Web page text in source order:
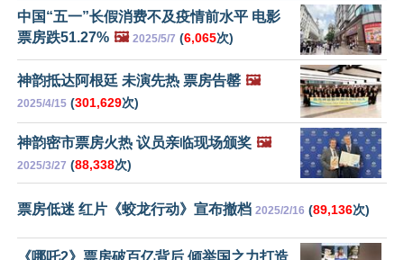
中国“五一”长假消费不及疫情前水平 电影
票房跌51.27% 🖼️ 2025/5/7 (6,065次)
神韵抵达阿根廷 未演先热 票房告罄 🖼️
2025/4/15 (301,629次)
神韵密市票房火热 议员亲临现场颁奖 🖼️
2025/3/27 (88,338次)
票房低迷 红片《蛟龙行动》宣布撤档 2025/2/16 (89,136次)
《哪吒2》票房破百亿背后 倾举国之力打造